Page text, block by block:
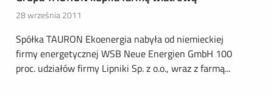
28 września 2011
Spółka TAURON Ekoenergia nabyła od niemieckiej
firmy energetycznej WSB Neue Energien GmbH 100
proc. udziałów firmy Lipniki Sp. z o.o., wraz z farmą...